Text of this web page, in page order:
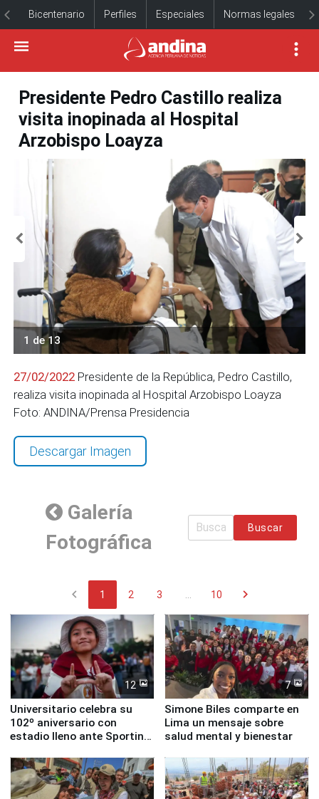
Bicentenario Perfiles Especiales Normas legales
Presidente Pedro Castillo realiza
visita inopinada al Hospital
Arzobispo Loayza
1 de 13
27/02/2022 Presidente de la República, Pedro Castillo,
realiza visita inopinada al Hospital Arzobispo Loayza
Foto: ANDINA/Prensa Presidencia
Descargar Imagen
Galería
Fotográfica
Buscar
chevron_left 1 2 3 10 chevron_right
12
Universitario celebra su
102º aniversario con
estadio lleno ante Sporting
7
Simone Biles comparte en
Lima un mensaje sobre
salud mental y bienestar